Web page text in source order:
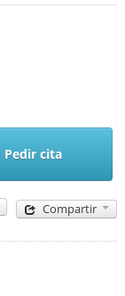
Pedir cita
Compartir